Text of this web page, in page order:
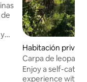
Habitación
Municipality
Carpa de
Enjoy a self-
experience